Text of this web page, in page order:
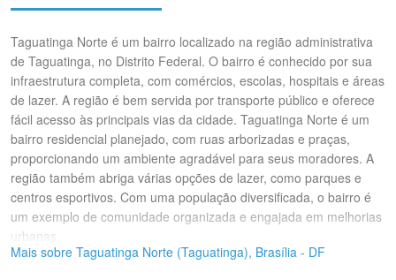
Taguatinga Norte é um bairro localizado na região administrativa
de Taguatinga, no Distrito Federal. O bairro é conhecido por sua
infraestrutura completa, com comércios, escolas, hospitais e áreas
de lazer. A região é bem servida por transporte público e oferece
fácil acesso às principais vias da cidade. Taguatinga Norte é um
bairro residencial planejado, com ruas arborizadas e praças,
proporcionando um ambiente agradável para seus moradores. A
região também abriga várias opções de lazer, como parques e
centros esportivos. Com uma população diversificada, o bairro é
um exemplo de comunidade organizada e engajada em melhorias
urbanas.
Mais sobre Taguatinga Norte (Taguatinga), Brasília - DF